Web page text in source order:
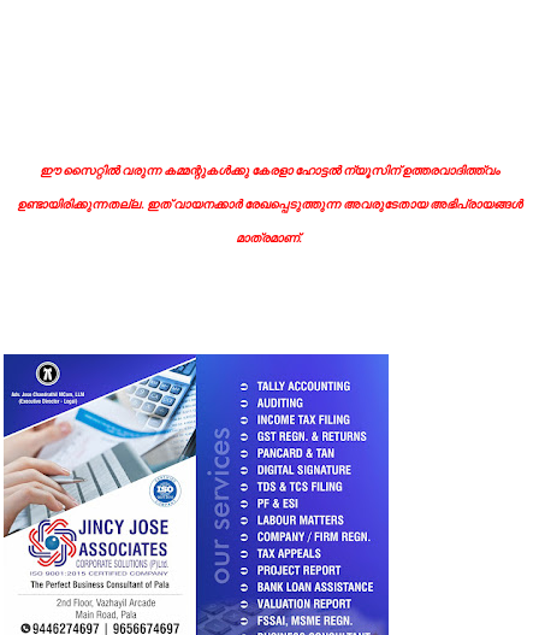
ഈ സൈറ്റിൽ വരുന്ന കമ്മന്റുകൾക്കു കേരളാ ഹോട്ടൽ ന്യൂസിന് ഉത്തരവാദിത്ത്വം
ഉണ്ടായിരിക്കുന്നതല്ല. ഇത് വായനക്കാർ രേഖപ്പെടുത്തുന്ന അവരുടേതായ അഭിപ്രായങ്ങൾ
മാത്രമാണ്.